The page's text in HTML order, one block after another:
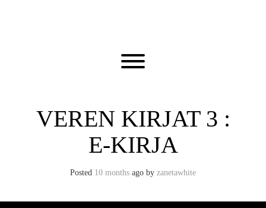
Toggle menu visibility.
VEREN KIRJAT 3 :
E-KIRJA
Posted 10 months ago by zanetawhite